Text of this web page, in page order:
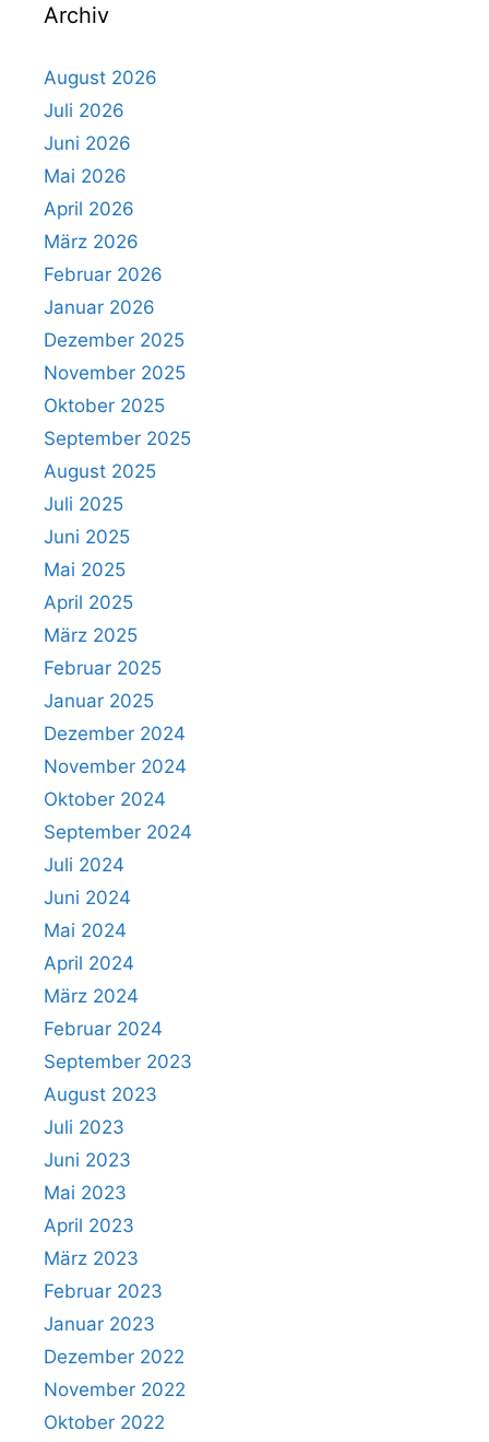
Archiv
August 2026
Juli 2026
Juni 2026
Mai 2026
April 2026
März 2026
Februar 2026
Januar 2026
Dezember 2025
November 2025
Oktober 2025
September 2025
August 2025
Juli 2025
Juni 2025
Mai 2025
April 2025
März 2025
Februar 2025
Januar 2025
Dezember 2024
November 2024
Oktober 2024
September 2024
Juli 2024
Juni 2024
Mai 2024
April 2024
März 2024
Februar 2024
September 2023
August 2023
Juli 2023
Juni 2023
Mai 2023
April 2023
März 2023
Februar 2023
Januar 2023
Dezember 2022
November 2022
Oktober 2022